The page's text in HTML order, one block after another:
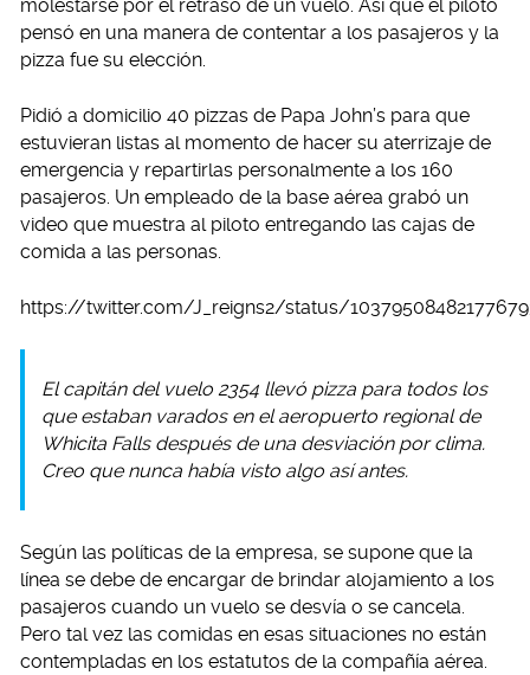
molestarse por el retraso de un vuelo. Así que el piloto
pensó en una manera de contentar a los pasajeros y la
pizza fue su elección.
Pidió a domicilio 40 pizzas de Papa John’s para que
estuvieran listas al momento de hacer su aterrizaje de
emergencia y repartirlas personalmente a los 160
pasajeros. Un empleado de la base aérea grabó un
video que muestra al piloto entregando las cajas de
comida a las personas.
https://twitter.com/J_reigns2/status/
El capitán del vuelo 2354 llevó pizza para todos los
que estaban varados en el aeropuerto regional de
Whicita Falls después de una desviación por clima.
Creo que nunca había visto algo así antes.
Según las políticas de la empresa, se supone que la
línea se debe de encargar de brindar alojamiento a los
pasajeros cuando un vuelo se desvía o se cancela.
Pero tal vez las comidas en esas situaciones no están
contempladas en los estatutos de la compañía aérea.